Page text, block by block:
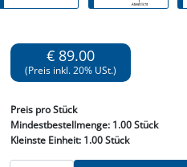
€ 89.00
(Preis inkl. 20% USt.)
Preis pro Stück
Mindestbestellmenge: 1.00 Stück
Kleinste Einheit:1.00 Stück